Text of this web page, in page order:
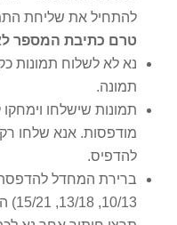
להתחיל את שליחת
טרם כתיבת המספר
נא לא לשלוח תמונות
תמונה.
תמונות שישלחו
מודפסות. אנא שלחו
להדפיס.
10/